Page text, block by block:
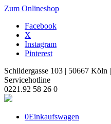
Zum Onlineshop
Facebook
X
Instagram
Pinterest
Schildergasse 103 | 50667 Köln |
Servicehotline
0221.92 58 26 0
0Einkaufswagen